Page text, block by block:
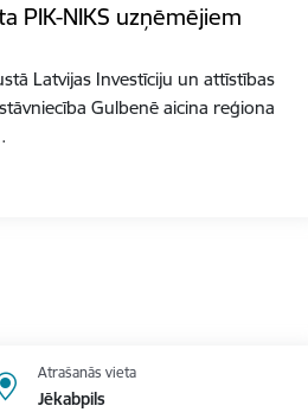
PIK-NIKS uzņēmējiem
Latvijas Investīciju un attīstības
Gulbenē aicina reģiona
Atrašanās vieta
Jēkabpils